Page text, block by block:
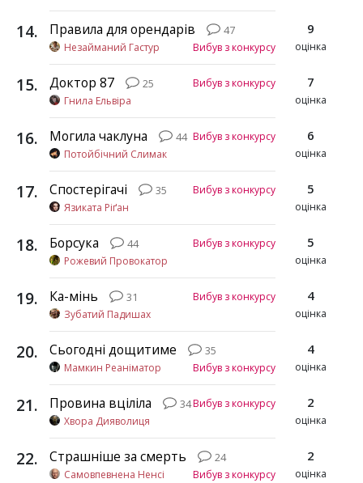
14. Правила для орендарів
47
Вибув з конкурсу
Незайманий Гастур
9
оцінка
15. Доктор 87 25
Вибув з конкурсу
Гнила Ельвіра
7
оцінка
16. Могила чаклуна 44 Вибув з конкурсу
Потойбічний Слимак
6
оцінка
17. Спостерігачі 35
Вибув з конкурсу
Язиката Ріґан
5
оцінка
18. Борсука 44
Вибув з конкурсу
Рожевий Провокатор
5
оцінка
19. Ка-мінь 31
Вибув з конкурсу
Зубатий Падишах
4
оцінка
20. Сьогодні дощитиме
35
Вибув з конкурсу
Мамкин Реаніматор
4
оцінка
21. Провина вціліла 34Вибув з конкурсу
Хвора Дияволиця
2
оцінка
22. Страшніше за смерть
24
Вибув з конкурсу
Самовпевнена Ненсі
2
оцінка